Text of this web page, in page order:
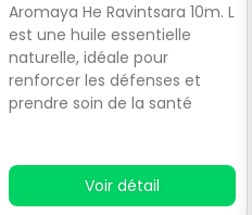
Aromaya He Ravintsara 10m. L
est une huile essentielle
naturelle, idéale pour
renforcer les défenses et
prendre soin de la santé
cas de fatigue. Aromaya He
Ravintsara 10m.
Voir détail